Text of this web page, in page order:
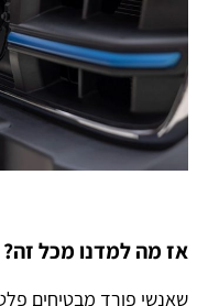
אז מה למדנו מכל זה?
שאנשי פורד מבטיחים